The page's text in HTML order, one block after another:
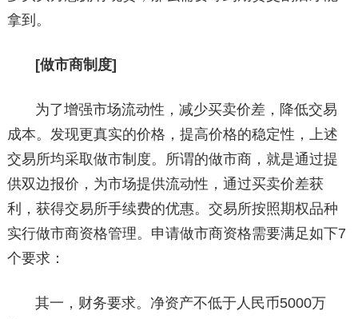
拿到。
[做市商制度]
为了增强市场流动性，减少买卖价差，降低交易
成本。发现更真实的价格，提高价格的稳定性，上述
交易所均采取做市制度。所谓的做市商，就是通过提
供双边报价，为市场提供流动性，通过买卖价差获
利，获得交易所手续费的优惠。交易所按照期权品种
实行做市商资格管理。申请做市商资格需要满足如下7
个要求：
其一，财务要求。净资产不低于人民币5000万